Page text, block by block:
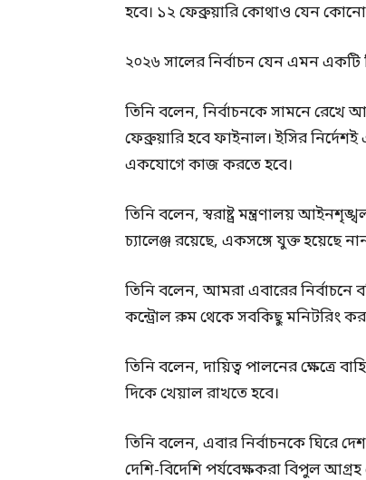
হবে। ১২ ফেব্রুয়ারি কোথাও যেন
২০২৬ সালের নির্বাচন যেন এমন একটি
তিনি বলেন, নির্বাচনকে সামনে
ফেব্রুয়ারি হবে ফাইনাল। ইসির
একযোগে কাজ করতে হবে।
তিনি বলেন, স্বরাষ্ট্র মন্ত্রণালয়
চ্যালেঞ্জ রয়েছে, একসঙ্গে যুক্ত হয়েছে
তিনি বলেন, আমরা এবারের নির্বাচনে
কন্ট্রোল রুম থেকে সবকিছু মনিটরিং
তিনি বলেন, দায়িত্ব পালনের ক্ষেত্রে
দিকে খেয়াল রাখতে হবে।
তিনি বলেন, এবার নির্বাচনকে ঘিরে
দেশি-বিদেশি পর্যবেক্ষকরা বিপুল